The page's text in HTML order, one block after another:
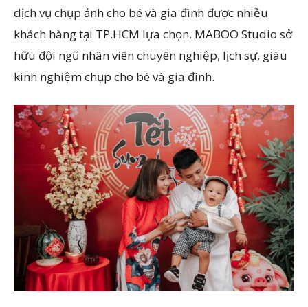
dịch vụ chụp ảnh cho bé và gia đình được nhiều
khách hàng tại TP.HCM lựa chọn. MABOO Studio sở
hữu đội ngũ nhân viên chuyên nghiệp, lịch sự, giàu
kinh nghiệm chụp cho bé và gia đình.